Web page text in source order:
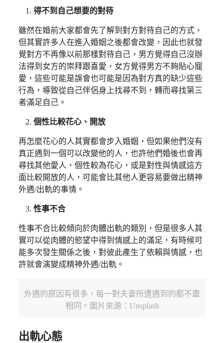
得不到自己想要的對待
雖然在婚前大家都會先了解到對方對待自己的方式，
但其實許多人在進入婚姻之後都會改變，因此也就發
覺對方不再像以前那樣對待自己，男方覺得自己沒辦
法得到女方的崇拜跟喜愛，女方覺得男方不夠貼心寵
愛，這些可能是誤會也可能是因為對方真的缺少這些
行為，導致從自己伴侶身上找尋不到，轉而尋找第三
者滿足自己。
個性比較花心、開放
再怎麼花心的人其實都會步入婚姻，但如果他們沒有
真正遇到一個可以改變他的人，也許他們婚後也會再
尋找其他愛人，個性較為花心，或是對性與情感這方
面比較開放的人，可能會比其他人更容易要做出精神
外遇/出軌的事情。
性事不合
性事不合比較傾向於肉體出軌的類別，但是很多人其
實可以從肉體的慾望中得到情感上的滿足，有時候可
能多次發生關係之後，對彼此產生了依賴與情感，也
許就會演變成精神外遇/出軌。
外遇的原因有很多，每一對夫妻所遭遇到的都不盡
相同。圖片來源：Unsplash
出軌心態